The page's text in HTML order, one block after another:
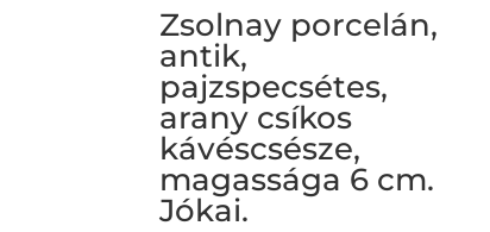
Zsolnay porcelán,
antik,
pajzspecsétes,
arany csíkos
kávéscsésze,
magassága 6 cm.
Jókai.